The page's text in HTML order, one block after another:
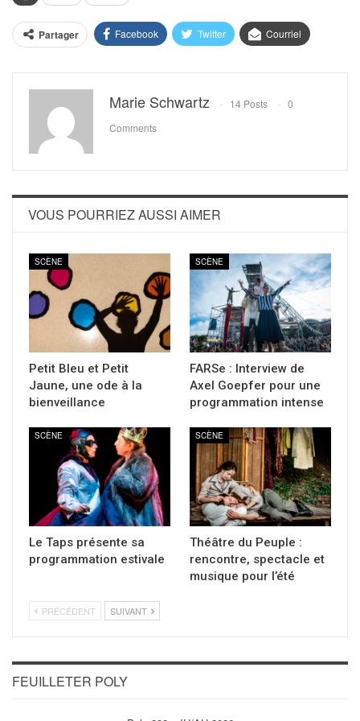
Partager Facebook Twitter Courriel
Marie Schwartz 14 Posts
0
Comments
VOUS POURRIEZ AUSSI AIMER
SCÈNE
Petit Bleu et Petit
Jaune, une ode à la
bienveillance
SCÈNE
FARSe : Interview de
Axel Goepfer pour une
programmation intense
SCÈNE
Le Taps présente sa
programmation estivale
SCÈNE
Théâtre du Peuple :
rencontre, spectacle et
musique pour l’été
PRÉCÉDENT SUIVANT
FEUILLETER POLY